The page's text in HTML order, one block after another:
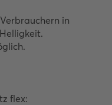
in
flex: